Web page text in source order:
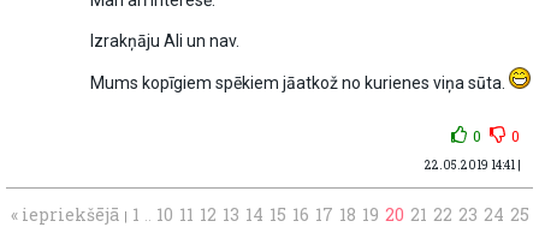
Izrakņāju Ali un nav.
Mums kopīgiem spēkiem jāatkož no kurienes viņa sūta.
0 0
22.05.2019 14:41 |
« iepriekšējā | 1 .. 10 11 12 13 14 15 16 17 18 19 20 21 22 23 24 25